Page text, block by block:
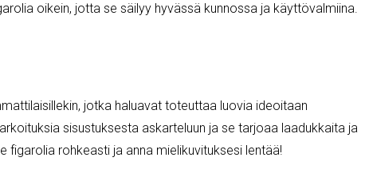
oikein, jotta se säilyy hyvässä kunnossa ja käyttövalmiina.
jotka haluavat toteuttaa luovia ideoitaan
sisustuksesta askarteluun ja se tarjoaa laadukkaita ja
figarolia rohkeasti ja anna mielikuvituksesi lentää!